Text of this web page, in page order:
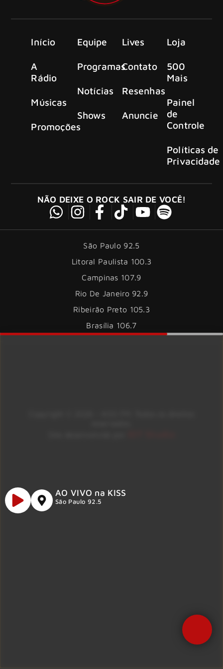
Início
A
Rádio
Músicas
Promoções
Equipe
Programas
Notícias
Shows
Lives
Contato
Resenhas
Anuncie
Loja
500
Mais
Painel
de
Controle
Políticas de
Privacidade
NÃO DEIXE O ROCK SAIR DE VOCÊ!
São Paulo 92.5
Litoral Paulista 100.3
Campinas 107.9
Rio De Janeiro 92.9
Ribeirão Preto 105.3
Brasília 106.7
AO VIVO na KISS
São Paulo 92.5